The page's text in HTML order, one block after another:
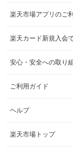
楽天市場アプリのご
楽天カード新規入会
安心・安全への取り
ご利用ガイド
ヘルプ
楽天市場トップ